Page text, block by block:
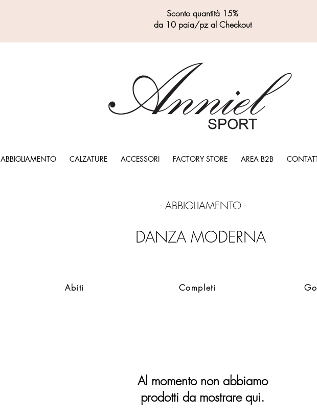
Sconto quantità 15%
da 10 paia/pz al Checkout
ABBIGLIAMENTO CALZATURE ACCESSORI FACTORY STORE AREA B2B
- ABBIGLIAMENTO -
DANZA MODERNA
Abiti Completi
Al momento non abbiamo
prodotti da mostrare qui.